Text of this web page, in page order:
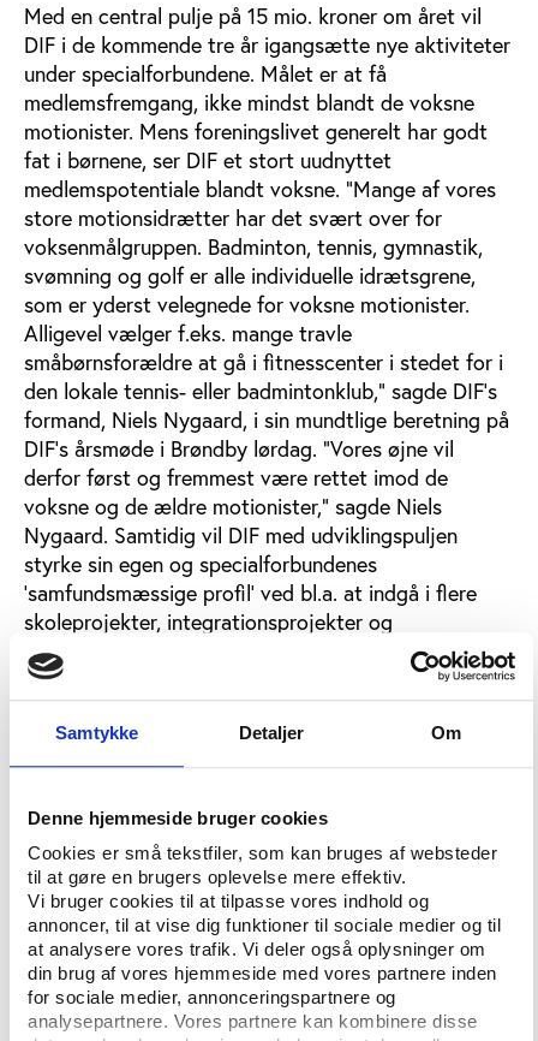
Samtykke Detaljer Om
Denne hjemmeside bruger cookies
Cookies er små tekstfiler, som kan bruges af websteder
til at gøre en brugers oplevelse mere effektiv.
Vi bruger cookies til at tilpasse vores indhold og
annoncer, til at vise dig funktioner til sociale medier og til
at analysere vores trafik. Vi deler også oplysninger om
din brug af vores hjemmeside med vores partnere inden
for sociale medier, annonceringspartnere og
analysepartnere. Vores partnere kan kombinere disse
Med en central pulje på 15 mio. kroner om året vil
DIF i de kommende tre år igangsætte nye aktiviteter
under specialforbundene. Målet er at få
medlemsfremgang, ikke mindst blandt de voksne
motionister. Mens foreningslivet generelt har godt
fat i børnene, ser DIF et stort uudnyttet
medlemspotentiale blandt voksne. ”Mange af vores
store motionsidrætter har det svært over for
voksenmålgruppen. Badminton, tennis, gymnastik,
svømning og golf er alle individuelle idrætsgrene,
som er yderst velegnede for voksne motionister.
Alligevel vælger f.eks. mange travle
småbørnsforældre at gå i fitnesscenter i stedet for i
den lokale tennis- eller badmintonklub,” sagde DIF’s
formand, Niels Nygaard, i sin mundtlige beretning på
DIF’s årsmøde i Brøndby lørdag. ”Vores øjne vil
derfor først og fremmest være rettet imod de
voksne og de ældre motionister,” sagde Niels
Nygaard. Samtidig vil DIF med udviklingspuljen
styrke sin egen og specialforbundenes
’samfundsmæssige profil’ ved bl.a. at indgå i flere
skoleprojekter, integrationsprojekter og
kommunesamarbejder. Endelig skal udviklingspuljen
være med til at sikre en bedre branding af
satsningerne. ”Det overordnede mål for vores plan er,
at DIF-idrætten kommer til at stå så stærkt som
muligt ved den revision af spilleloven, som er
stå lysende klart for de lovgivende politikere, at det
er DIF-idrætten, der skal belønnes for sine
omfangsrige aktiviteter og mange resultater på både
bredde- og eliteområdet,” argumenterede Niels
Nygaard.
Stærkere central styring